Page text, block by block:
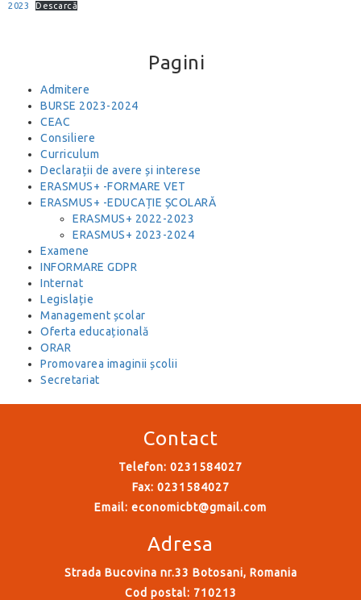
2023
Descarcă
Pagini
Admitere
BURSE 2023-2024
CEAC
Consiliere
Curriculum
Declarații de avere și interese
ERASMUS+ -FORMARE VET
ERASMUS+ -EDUCAȚIE ȘCOLARĂ
ERASMUS+ 2022-2023
ERASMUS+ 2023-2024
Examene
INFORMARE GDPR
Internat
Legislație
Management școlar
Oferta educațională
ORAR
Promovarea imaginii școlii
Secretariat
Contact
Telefon: 0231584027
Fax: 0231584027
Email: economicbt@gmail.com
Adresa
Strada Bucovina nr.33 Botosani, Romania
Cod postal: 710213